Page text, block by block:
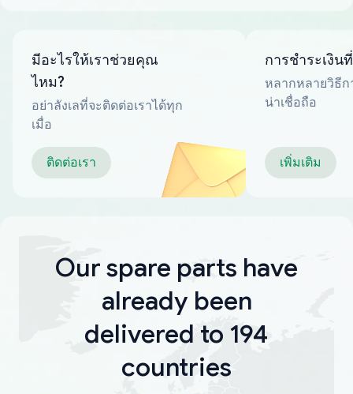
มีอะไรให้เราช่วยคุณ
ไหม?
อย่าลังเลที่จะติดต่อเราได้ทุก
เมื่อ
ติดต่อเรา
การชำระเงิน
หลากหลายวิธีก
น่าเชื่อถือ
เพิ่มเติม
Our spare parts have
already been
delivered to 194
countries